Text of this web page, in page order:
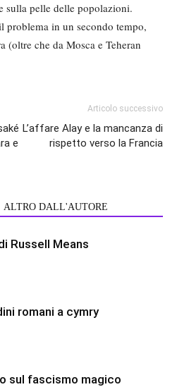
sulla pelle delle popolazioni.
problema in un secondo tempo,
(oltre che da Mosca e Teheran
e
Articolo successivo
L’affare Alay e la mancanza di
rispetto verso la Francia
ALTRO DALL'AUTORE
Russell Means
romani a cymry
sul fascismo magico